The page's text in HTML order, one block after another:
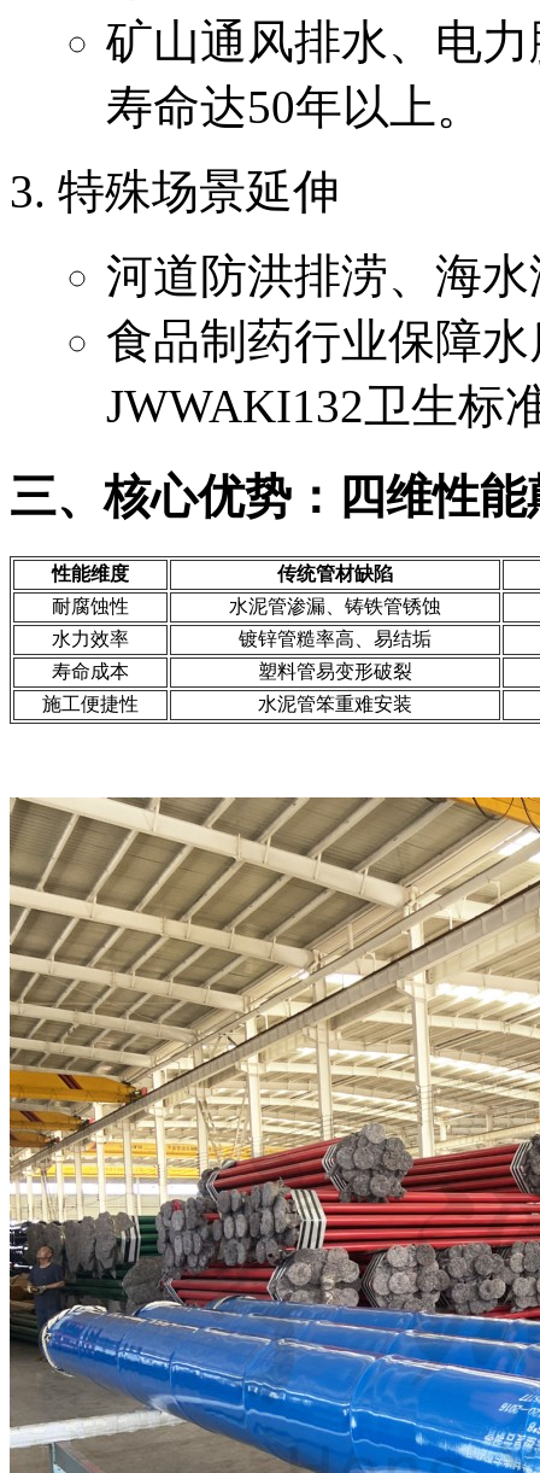
矿山通风排水、电
寿命达50年以上。
特殊场景延伸
河道防洪排涝、海
食品制药行业保障
JWWAKI132卫生标
三、核心优势：四维性
性能维度
传统管材缺陷
耐腐蚀性
水泥管渗漏、铸铁管锈蚀
水力效率
镀锌管糙率高、易结垢
寿命成本
塑料管易变形破裂
施工便捷性
水泥管笨重难安装